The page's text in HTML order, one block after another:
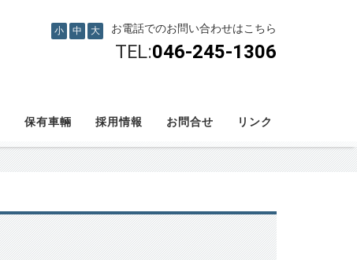
お電話でのお問い合わせはこちら
TEL:046-245-1306
小 中 大
保有車輛 採用情報 お問合せ リンク